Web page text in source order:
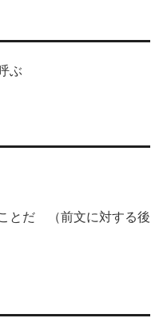
ぶ
だ （前文に対する後